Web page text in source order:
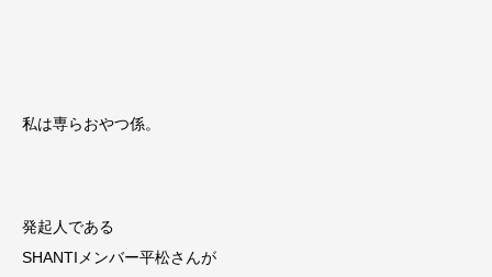
私は専らおやつ係。
発起人である
SHANTIメンバー平松さんが